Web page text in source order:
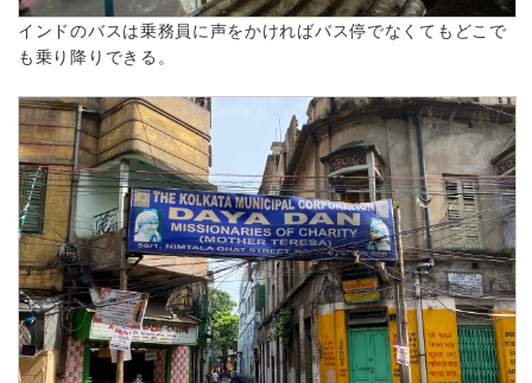
インドのバスは乗務員に声をかければバス停でなくてもどこで
も乗り降りできる。